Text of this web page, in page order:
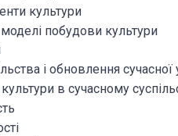
культури
побудови культури
і обновлення сучасної
в сучасному